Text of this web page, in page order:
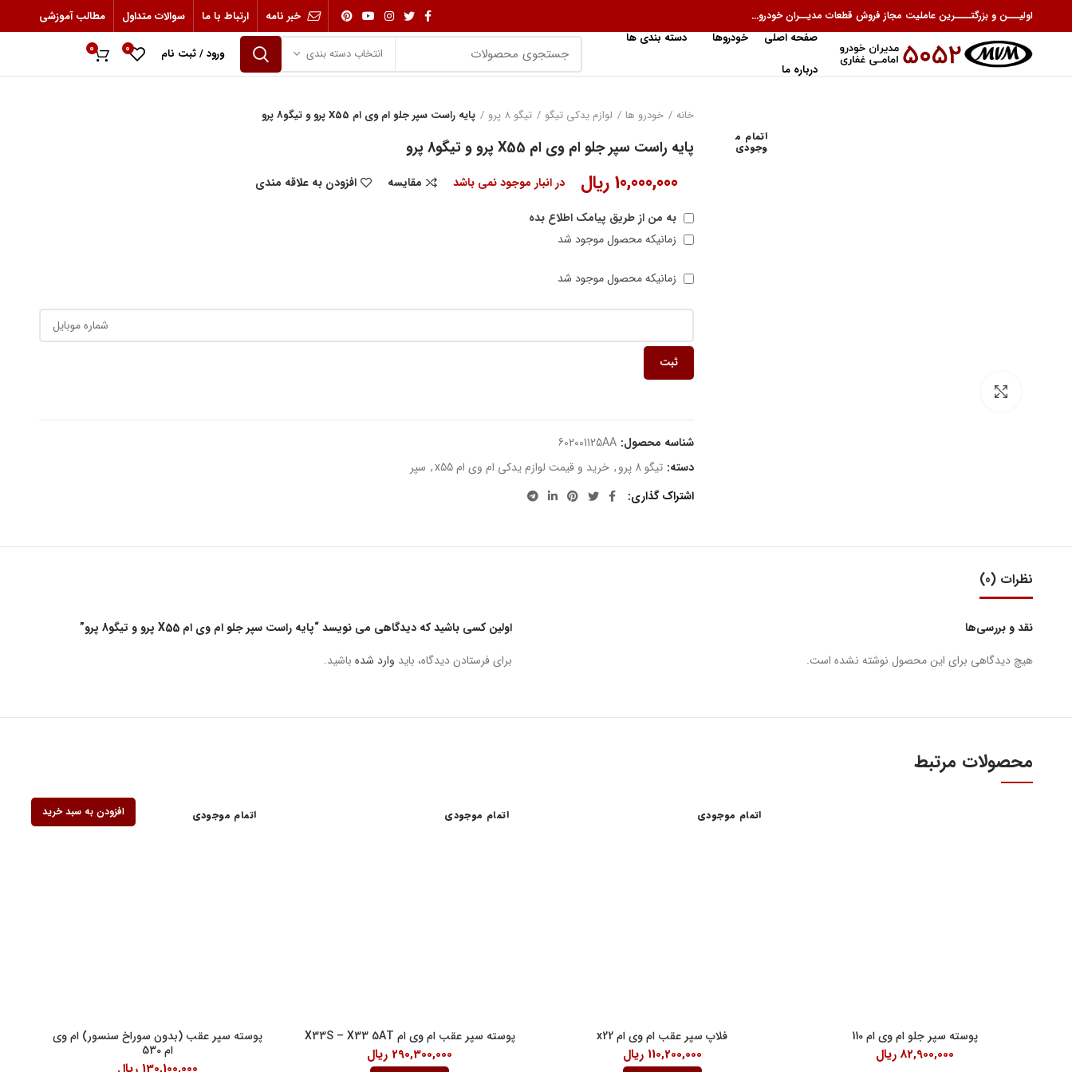
اولیـــن و بزرگتــــرین عاملیت مجاز فروش قطعات مدیــران خودرو... خبر نامه ارتباط با ما سوالات متداول
مطالب آموزشی
صفحه اصلی
خودروها
دسته بندی ها
درباره ما
انتخاب دسته بندی ورود / ثبت نام 0
0
اتمام م
وجودی
خانه خودرو ها لوازم یدکی تیگو تیگو 8 پرو پایه راست سپر جلو ام وی ام X55 پرو و تیگو8 پرو
پایه راست سپر جلو ام وی ام X55 پرو و تیگو8 پرو
10,000,000 ریال در انبار موجود نمی باشد مقایسه
افزودن به علاقه مندی
به من از طریق پیامک اطلاع بده
زمانیکه محصول موجود شد
زمانیکه محصول موجود شد
ثبت
شناسه محصول: 602001125AA
دسته: تیگو 8 پرو , خرید و قیمت لوازم یدکی ام وی ام x55 , سپر
اشتراک گذاری
نظرات (0)
نقد و بررسی‌ها
هیچ دیدگاهی برای این محصول نوشته نشده است.
اولین کسی باشید که دیدگاهی می نویسد “پایه راست سپر جلو ام وی ام X55 پرو و تیگو8 پرو”
برای فرستادن دیدگاه، باید وارد شدهباشید.
محصولات مرتبط
پوسته سپر جلو ام وی ام 110
82,900,000 ریال
افزودن به سبد خرید اتمام موجودی
فلاپ سپر عقب ام وی ام x22
110,200,000 ریال
اتمام موجودی
پوسته سپر عقب ام وی ام X33S – X33 5AT
290,300,000 ریال
اتمام موجودی
پوسته سپر عقب (بدون سوراخ سنسور) ام وی
ام 530
پنچشنبه ها 9 الی 14:30